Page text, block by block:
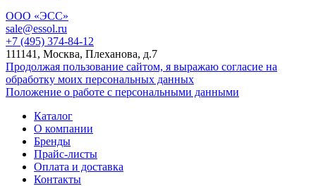
ООО «ЭСС»
sale@essol.ru
+7 (495) 374-84-12
111141, Москва, Плеханова, д.7
Продолжая пользование сайтом, я выражаю согласие на
обработку моих персональных данных
Положение о работе с персональными данными
Каталог
О компании
Бренды
Прайс-листы
Оплата и доставка
Контакты